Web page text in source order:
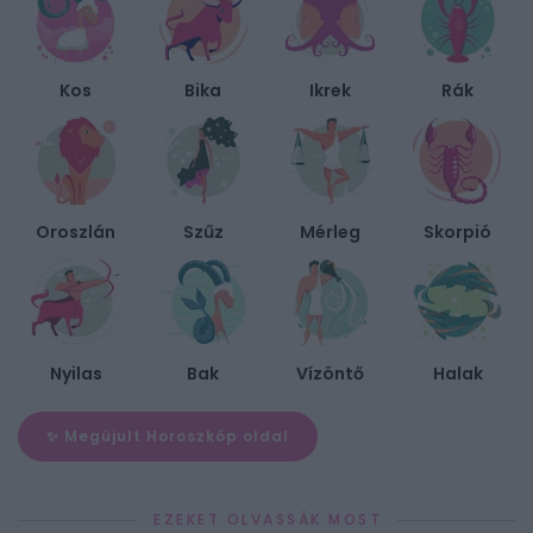
Kos Bika Ikrek Rák
Oroszlán Szűz Mérleg Skorpió
Nyilas Bak Vízöntő Halak
✨ Megújult Horoszkóp oldal
EZEKET OLVASSÁK MOST